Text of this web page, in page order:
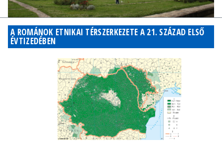
A ROMÁNOK ETNIKAI TÉRSZERKEZETE A 21. SZÁZAD ELSŐ
ÉVTIZEDÉBEN